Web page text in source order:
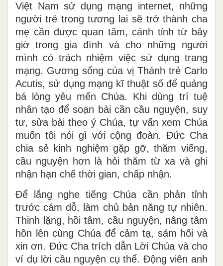
Việt Nam sử dụng mạng internet, những
người trẻ trong tương lai sẽ trở thành cha
mẹ cần được quan tâm, cảnh tỉnh từ bây
giờ trong gia đình và cho những người
mình có trách nhiệm việc sử dụng trang
mạng. Gương sống của vị Thánh trẻ Carlo
Acutis, sử dụng mạng kĩ thuật số để quảng
bá lòng yêu mến Chúa. Khi dùng trí tuệ
nhân tạo để soạn bài cần cầu nguyện, suy
tư, sửa bài theo ý Chúa, tự vấn xem Chúa
muốn tôi nói gì với cộng đoàn. Đức Cha
chia sẻ kinh nghiệm gặp gỡ, thăm viếng,
cầu nguyện hơn là hỏi thăm từ xa và ghi
nhận hạn chế thời gian, chấp nhận.
Để lắng nghe tiếng Chúa cần phản tỉnh
trước cám dỗ, làm chủ bản năng tự nhiên.
Thinh lặng, hồi tâm, cầu nguyện, nâng tâm
hồn lên cùng Chúa để cảm tạ, sám hối và
xin ơn. Đức Cha trích dẫn Lời Chúa và cho
ví dụ lời cầu nguyện cụ thể. Động viên anh